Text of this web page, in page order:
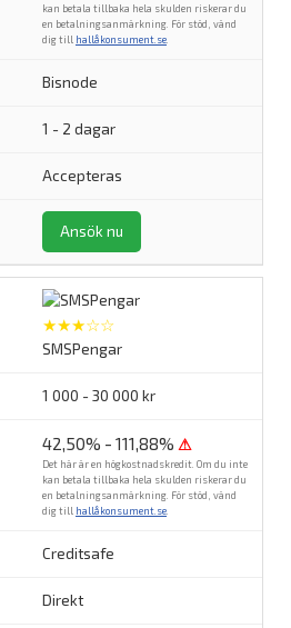
kan betala tillbaka hela skulden riskerar du
en betalningsanmärkning. För stöd, vänd
dig till hallåkonsument.se
Bisnode
1 - 2 dagar
Accepteras
Ansök nu
★★★☆☆
SMSPengar
1 000 - 30 000 kr
42,50% - 111,88% ⚠
Det här är en högkostnadskredit. Om du inte
kan betala tillbaka hela skulden riskerar du
en betalningsanmärkning. För stöd, vänd
dig till hallåkonsument.se
Creditsafe
Direkt